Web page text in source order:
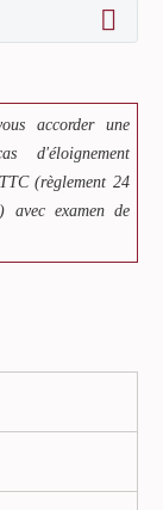
accorder une
d'éloignement
(règlement 24
avec examen de